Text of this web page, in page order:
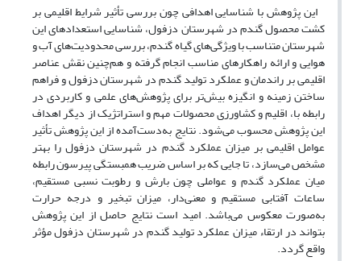
این پژوهش با شناسایی اهدافی چون بررسی تأثیر شرایط اقلیمی بر
کشت محصول گندم در شهرستان دزفول، شناسایی استعدادهای این
شهرستان متناسب با ویژگی‌های گیاه گندم، بررسی محدودیت‌های آب و
هوایی و ارائه راهکارهای مناسب انجام گرفته و هم‌چنین نقش عناصر
اقلیمی بر راندمان و عملکرد تولید گندم در شهرستان دزفول و فراهم
ساختن زمینه و انگیزه بیش‌تر برای پژوهش‌های علمی و کاربردی در
رابطه با، اقلیم و کشاورزی محصولات مهم و استراتژیک از دیگر اهداف
این پژوهش محسوب می‌شود. نتایج به‌دست‌آمده از این پژوهش تأثیر
عوامل اقلیمی بر میزان عملکرد گندم در شهرستان دزفول را بهتر
مشخص می‌سازد، تا جایی که بر اساس ضریب همبستگی پیرسون رابطه
میان عملکرد گندم و عواملی چون بارش و رطوبت نسبی مستقیم،
ساعات آفتابی مستقیم و معنی‌دار، میزان تبخیر و درجه حرارت
به‌صورت معکوس می‌باشد. امید است نتایج حاصل از این پژوهش
بتواند در ارتقاء میزان عملکرد تولید گندم در شهرستان دزفول مؤثر
واقع گردد.